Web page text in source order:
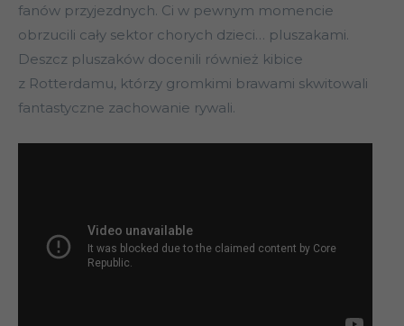
fanów przyjezdnych. Ci w pewnym momencie
obrzucili cały sektor chorych dzieci… pluszakami.
Deszcz pluszaków docenili również kibice
z Rotterdamu, którzy gromkimi brawami skwitowali
fantastyczne zachowanie rywali.